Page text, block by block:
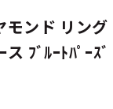
モンド リング
ﾌﾞﾙｰﾄﾊﾟｰｽﾞ